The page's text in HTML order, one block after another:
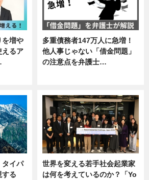
を増や
えるア
多重債務者147万人に急増！
他人事じゃない「借金問題」
の注意点を弁護士…
タイパ
する
世界を変える若手社会起業家
は何を考えているのか？「Yo